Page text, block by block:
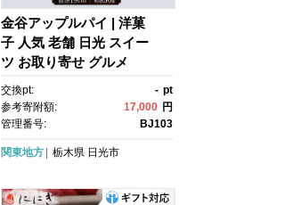
金谷アップルパイ | 洋菓
子 人気 老舗 日光 スイー
ツ お取り寄せ グルメ
交換pt: - pt
参考寄附額:
17,000 円
管理番号:
BJ103
関東地方 栃木県 日光市